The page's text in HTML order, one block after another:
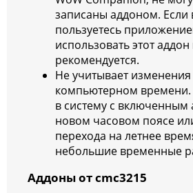
записаны аддоном. Если
пользуетесь
использовать этот аддон
рекомендуется.
Не учитывает изменения
компьютерном
в систему с включенным
новом часовом поясе
перехода на летнее
небольшие временные
Аддоны от cmc3215